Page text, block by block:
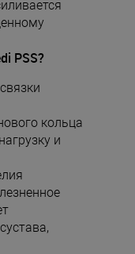
PSS?
кольца
и